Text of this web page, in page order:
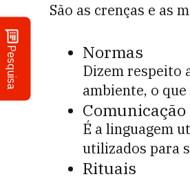
Pesquisa
São as crenças e as
Normas
Dizem respeito
ambiente, o
Comunicação
É a linguagem
utilizados para
Rituais